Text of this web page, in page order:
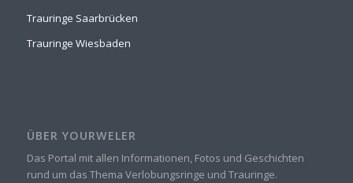
Trauringe Saarbrücken
Trauringe Wiesbaden
ÜBER YOURWELER
Das Portal mit allen Informationen, Fotos und Geschichten
rund um das Thema Verlobungsringe und Trauringe.